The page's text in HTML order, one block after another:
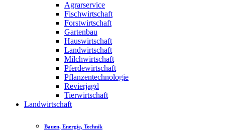
Agrarservice
Fischwirtschaft
Forstwirtschaft
Gartenbau
Hauswirtschaft
Landwirtschaft
Milchwirtschaft
Pferdewirtschaft
Pflanzentechnologie
Revierjagd
Tierwirtschaft
Landwirtschaft
Bauen, Energie, Technik